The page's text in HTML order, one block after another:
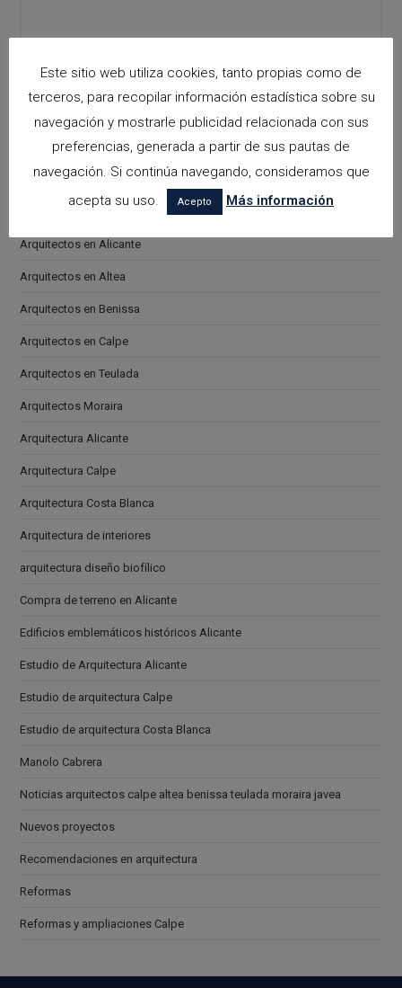
Please leave this field empty.
Acepto lapolítica de privacidad
Categorías
arquitectora espacios biofilicos
Arquitectos en Alicante
Arquitectos en Altea
Arquitectos en Benissa
Arquitectos en Calpe
Arquitectos en Teulada
Arquitectos Moraira
Arquitectura Alicante
Arquitectura Calpe
Arquitectura Costa Blanca
Arquitectura de interiores
arquitectura diseño biofílico
Compra de terreno en Alicante
Edificios emblemáticos históricos Alicante
Estudio de Arquitectura Alicante
Estudio de arquitectura Calpe
Estudio de arquitectura Costa Blanca
Manolo Cabrera
Noticias arquitectos calpe altea benissa teulada moraira javea
Nuevos proyectos
Recomendaciones en arquitectura
Reformas
Reformas y ampliaciones Calpe
Este sitio web utiliza cookies, tanto propias como de
terceros, para recopilar información estadística sobre su
navegación y mostrarle publicidad relacionada con sus
preferencias, generada a partir de sus pautas de
navegación. Si continúa navegando, consideramos que
acepta su uso.
Acepto Más información